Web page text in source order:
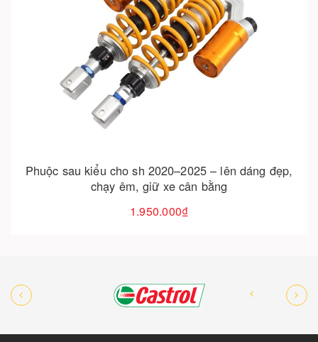
dáng đẹp,
Ốc kiểu salaya cho xe sh – nâng tầm
yêu
Cho vào giỏ hàng